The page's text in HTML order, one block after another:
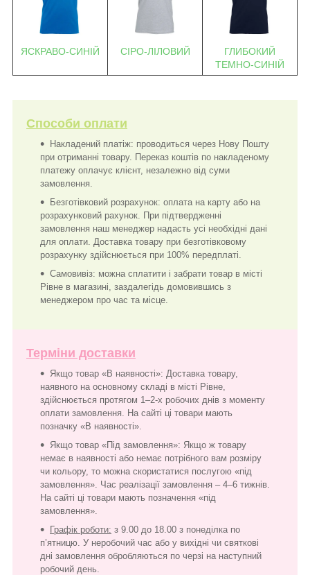
ЯСКРАВО-СИНІЙ СІРО-ЛІЛОВИЙ
ГЛИБОКИЙ
ТЕМНО-СИНІЙ
Способи оплати
Накладений платіж: проводиться через Нову Пошту
при отриманні товару. Переказ коштів по накладеному
платежу оплачує клієнт, незалежно від суми
замовлення.
Безготівковий розрахунок: оплата на карту або на
розрахунковий рахунок. При підтвердженні
замовлення наш менеджер надасть усі необхідні дані
для оплати. Доставка товару при безготівковому
розрахунку здійснюється при 100% передплаті.
Самовивіз: можна сплатити і забрати товар в місті
Рівне в магазині, заздалегідь домовившись з
менеджером про час та місце.
Терміни доставки
Якщо товар «В наявності»: Доставка товару,
наявного на основному складі в місті Рівне,
здійснюється протягом 1–2-х робочих днів з моменту
оплати замовлення. На сайті ці товари мають
позначку «В наявності».
Якщо товар «Під замовлення»: Якщо ж товару
немає в наявності або немає потрібного вам розміру
чи кольору, то можна скористатися послугою «під
замовлення». Час реалізації замовлення – 4–6 тижнів.
На сайті ці товари мають позначення «під
замовлення».
Графік роботи: з 9.00 до 18.00 з понеділка по
п’ятницю. У неробочий час або у вихідні чи святкові
дні замовлення обробляються по черзі на наступний
робочий день.